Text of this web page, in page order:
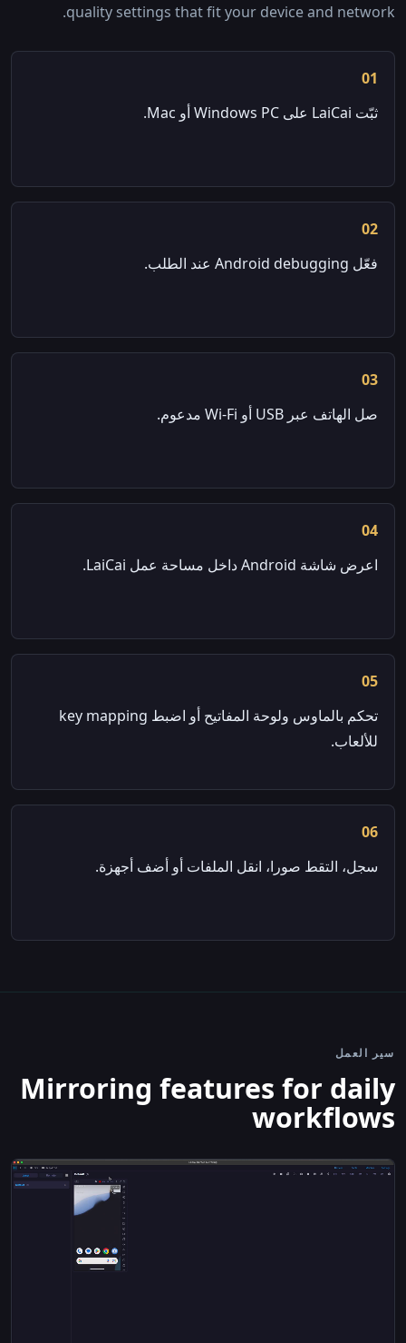
quality settings that fit your device and network.
01
ثبّت LaiCai على Windows PC أو Mac.
02
فعّل Android debugging عند الطلب.
03
صل الهاتف عبر USB أو Wi-Fi مدعوم.
04
اعرض شاشة Android داخل مساحة عمل LaiCai.
05
تحكم بالماوس ولوحة المفاتيح أو اضبط key mapping
للألعاب.
06
سجل، التقط صورا، انقل الملفات أو أضف أجهزة.
سير العمل
Mirroring features for daily
workflows